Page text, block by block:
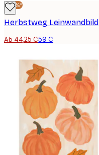
-25%*
Herbstweg Leinwandbild
Ab 44,25 €59 €